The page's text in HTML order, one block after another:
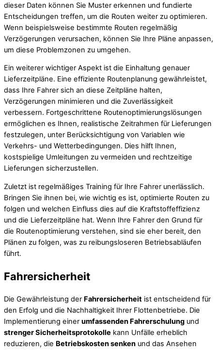
dieser Daten können Sie Muster erkennen und fundierte
Entscheidungen treffen, um die Routen weiter zu optimieren.
Wenn beispielsweise bestimmte Routen regelmäßig
Verzögerungen verursachen, können Sie Ihre Pläne anpassen,
um diese Problemzonen zu umgehen.
Ein weiterer wichtiger Aspekt ist die Einhaltung genauer
Lieferzeitpläne. Eine effiziente Routenplanung gewährleistet,
dass Ihre Fahrer sich an diese Zeitpläne halten,
Verzögerungen minimieren und die Zuverlässigkeit
verbessern. Fortgeschrittene Routenoptimierungslösungen
ermöglichen es Ihnen, realistische Zeitrahmen für Lieferungen
festzulegen, unter Berücksichtigung von Variablen wie
Verkehrs- und Wetterbedingungen. Dies hilft Ihnen,
kostspielige Umleitungen zu vermeiden und rechtzeitige
Lieferungen sicherzustellen.
Zuletzt ist regelmäßiges Training für Ihre Fahrer unerlässlich.
Bringen Sie ihnen bei, wie wichtig es ist, optimierte Routen zu
folgen und welchen Einfluss dies auf die Kraftstoffeffizienz
und die Lieferzeitpläne hat. Wenn Ihre Fahrer den Grund für
die Routenoptimierung verstehen, sind sie eher bereit, den
Plänen zu folgen, was zu reibungsloseren Betriebsabläufen
führt.
Fahrersicherheit
Die Gewährleistung der Fahrersicherheit ist entscheidend für
den Erfolg und die Nachhaltigkeit Ihrer Flottenbetriebe. Die
Implementierung einer umfassenden Fahrerschulung und
strenger Sicherheitsprotokolle kann Unfälle erheblich
reduzieren, die Betriebskosten senken und das Ansehen